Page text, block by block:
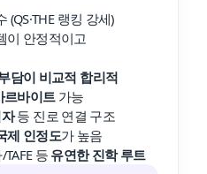
(QS·THE 랭킹 강세)
이 안정적이고
담이 비교적 합리적
르바이트가능
등 진로 연결 구조
제 인정도가 높음
등 유연한 진학 루트